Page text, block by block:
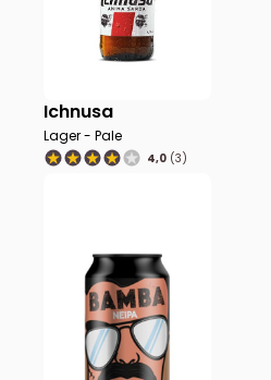
Ichnusa
Lager - Pale
4,0 (3)